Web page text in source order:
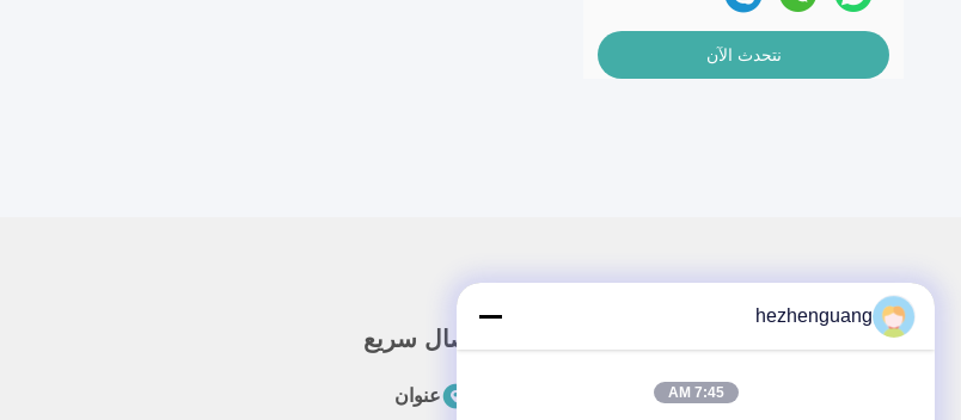
نتحدث الآن
رابط سريع اتصال سريع
عنوان
hezhenguang
7:45 AM